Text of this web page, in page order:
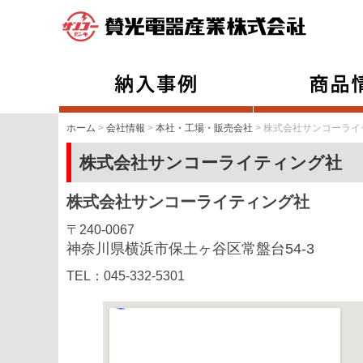
ホーム > 会社情報 > 本社・工場・販売会社 > 株式会社サンコーライ
株式会社サンコーライティング社
株式会社サンコーライティング社
〒240-0067
神奈川県横浜市保土ヶ谷区常盤台54-3
TEL：045-332-5301